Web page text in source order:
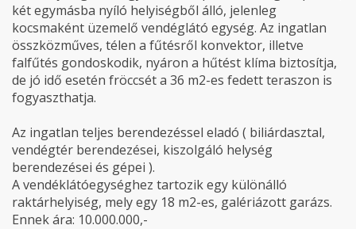
két egymásba nyíló helyiségből álló, jelenleg
kocsmaként üzemelő vendéglátó egység. Az ingatlan
összközműves, télen a fűtésről konvektor, illetve
falfűtés gondoskodik, nyáron a hűtést klíma biztosítja,
de jó idő esetén fröccsét a 36 m2-es fedett teraszon is
fogyaszthatja.
Az ingatlan teljes berendezéssel eladó ( biliárdasztal,
vendégtér berendezései, kiszolgáló helység
berendezései és gépei ).
A vendéklátóegységhez tartozik egy különálló
raktárhelyiség, mely egy 18 m2-es, galériázott garázs.
Ennek ára: 10.000.000,-